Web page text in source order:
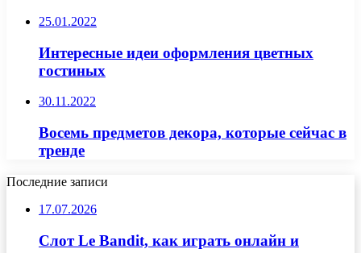
25.01.2022
Интересные идеи оформления цветных
гостиных
30.11.2022
Восемь предметов декора, которые сейчас в
тренде
Последние записи
17.07.2026
Слот Le Bandit, как играть онлайн и